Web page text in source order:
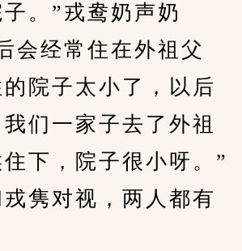
。”戎鸯奶声奶
会经常住在外祖父
院子太小了，以后
们一家子去了外祖
下，院子很小呀。”
对视，两人都有